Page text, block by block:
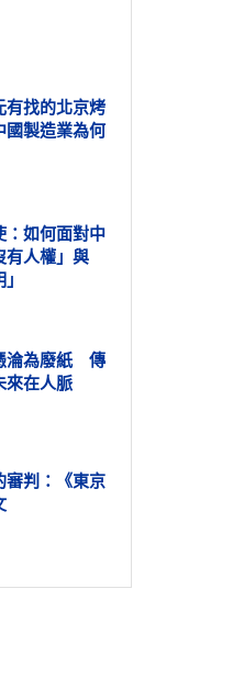
有找的北京烤
製造業為何
：如何面對中
有人權」與
淪為廢紙 傳
來在人脈
審判：《東京